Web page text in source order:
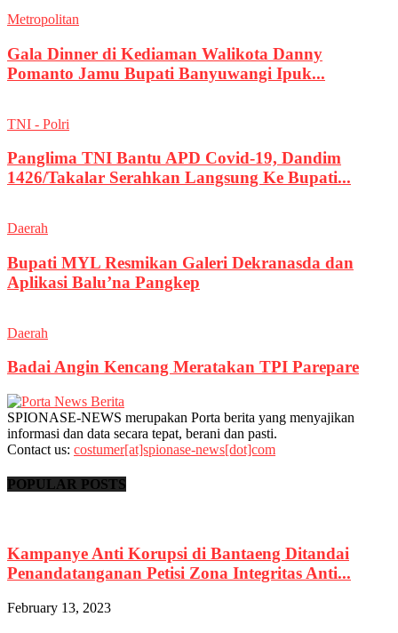
Metropolitan
Gala Dinner di Kediaman Walikota Danny
Pomanto Jamu Bupati Banyuwangi Ipuk...
TNI - Polri
Panglima TNI Bantu APD Covid-19, Dandim
1426/Takalar Serahkan Langsung Ke Bupati...
Daerah
Bupati MYL Resmikan Galeri Dekranasda dan
Aplikasi Balu’na Pangkep
Daerah
Badai Angin Kencang Meratakan TPI Parepare
SPIONASE-NEWS merupakan Porta berita yang menyajikan
informasi dan data secara tepat, berani dan pasti.
Contact us: costumer[at]spionase-news[dot]com
POPULAR POSTS
Kampanye Anti Korupsi di Bantaeng Ditandai
Penandatanganan Petisi Zona Integritas Anti...
February 13, 2023